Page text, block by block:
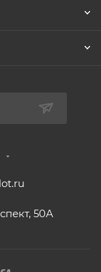
50А​